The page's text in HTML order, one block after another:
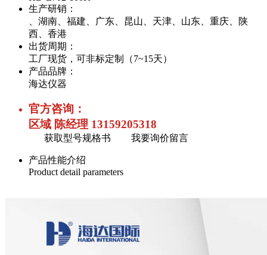
生产研销：
、湖南、福建、广东、昆山、天津、山东、重庆、陕
西、香港
出货周期：
工厂现货，可非标定制（7~15天）
产品品牌：
海达仪器
官方咨询：
区域 陈经理 13159205318
获取型号规格书 我要询价留言
产品性能介绍
Product detail parameters